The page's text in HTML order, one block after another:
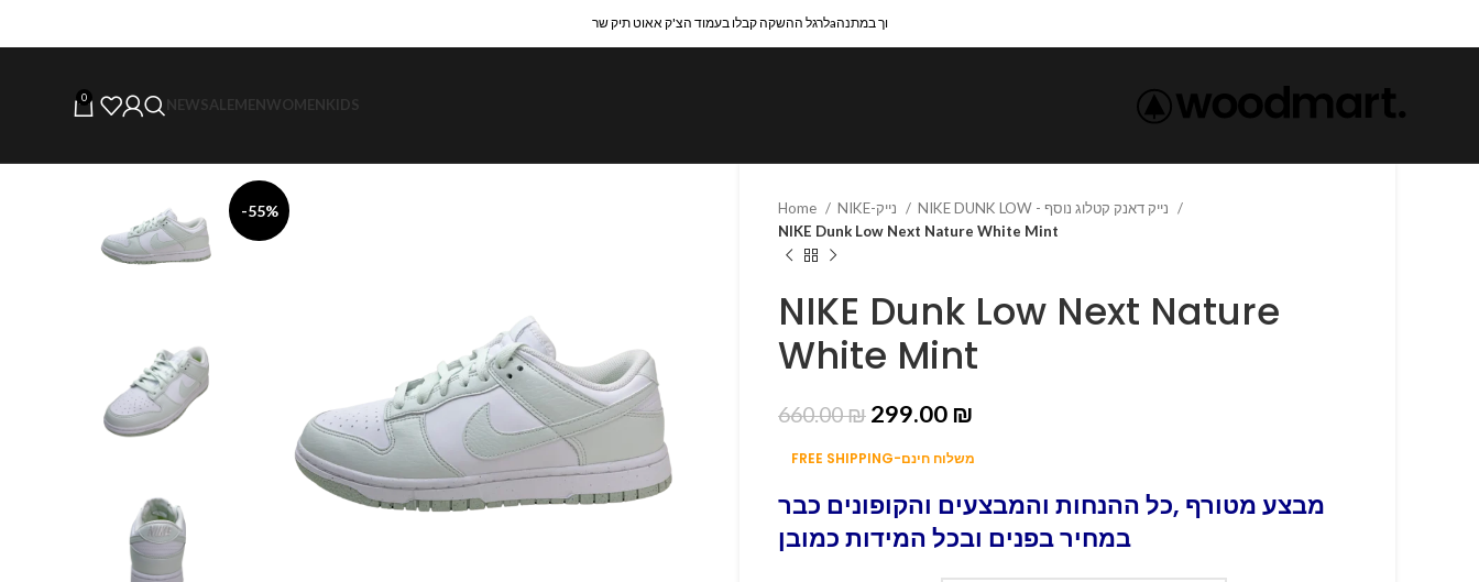
לרגל ההשקה קבלו בעמוד הצ'ק אאוט תיק שרaוך במתנה
0 NEWSALEMENWOMENKIDS
-55% Home
NIKE Dunk Low Next Nature White Mint
NIKE Dunk Low Next Nature
White Mint
660.00₪ 299.00 ₪
FREE SHIPPING-משלוח חינם
מבצע מטורף ,כל ההנחות והמבצעים והקופונים כבר
במחיר בפנים ובכל המידות כמובן